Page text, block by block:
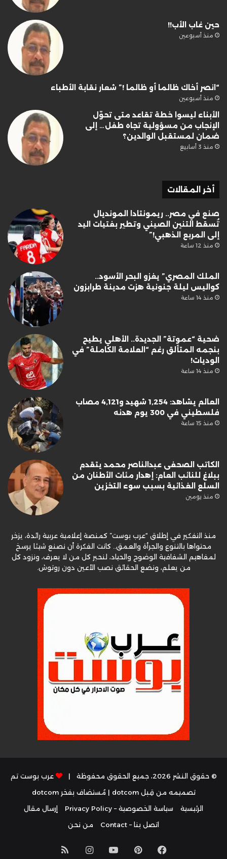
حين غاب الأب!!
منذ أسبوعين
“انصر أخاك ظالما أو ظالما !” شعار نقابة الأطباء
منذ أسبوعين
الأبناء ليسوا خطة تقاعد متى تحوّل
الإنجاب من مسؤولية تجاه طفل… إلى
ضمان لمستقبل الوالدين؟
منذ 3 أسابيع
أخر المقالات
صنع في مصر.. ريمونتادا المونديال
تُسقط التنين الصيني وتطير بفتيات اليد
إلى المربع الذهبي!”
منذ 12 ساعة
الملك المصري” يغزو البحر الأسود..
كواليس ليلة جنونية هزت مدينة طرابزون
منذ 14 ساعة
ضحية “عموتة” الجديدة.. الأهلي يطيح
بنجمه المتألق رغم “العلامة الكاملة” في
الوديات!
منذ 14 ساعة
العالم يشاهد: 1,254 شهيد و4,121 مصاب
فلسطيني في 300 يوم هدنه
منذ 15 ساعة
الكاتب الصحفى عبدالناصر محمد يتقدم
ببلاغ للنائب العام: إهدار مئات الأطنان من
السلع الغذائية بسبب سوء التخزين
منذ يومين
منذ التفكير في إطلاق “عرب بوست” كمنصة إعلامية عربية رائدة، يزخر
محتواها بالتنوع والجرأة والعمق.. كانت الفكرة أن نصنع شيئا يرسخ
لمفاهيم الشفافية الوضوح والحياد، لنحبر كل من لا يعرف، ونزود كل
من يعلم، ونضع الحقائق نصب الأعين دون روتوش.
© حقوق النشر 2026، جميع الحقوق محفوظة |
عرب بوست تم
تصميمه من قِبل dotcom
| مُستضاف بفخرdotcom
الرئيسية
سياسة الخصوصية – Privacy Policy
إرسال مقال
اتصل بنا – Contact
من نحن
فيسبوكبينتيريست
يوتيوبانستقرامملخص